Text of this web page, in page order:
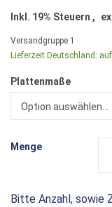
Inkl. 19% Steuern ,
Versandgruppe 1
Lieferzeit Deutschland:
Plattenmaße
Option auswählen...
Bitte Anzahl, sowie
Menge